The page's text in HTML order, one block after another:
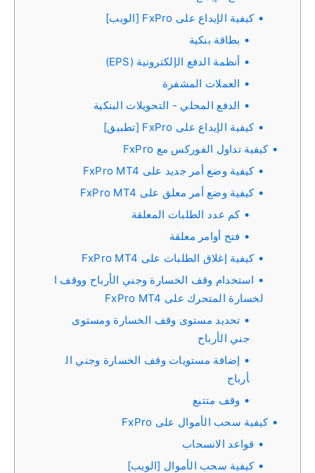
كيفية الإيداع على FxPro [الويب]
بطاقة بنكية
أنظمة الدفع الإلكترونية (EPS)
العملات المشفرة
الدفع المحلي - التحويلات البنكية
كيفية الإيداع على FxPro [تطبيق]
كيفية تداول الفوركس مع FxPro
كيفية وضع أمر جديد على FxPro MT4
كيفية وضع أمر معلق على FxPro MT4
كم عدد الطلبات المعلقة
فتح أوامر معلقة
كيفية إغلاق الطلبات على FxPro MT4
استخدام وقف الخسارة وجني الأرباح ووقف ا
لخسارة المتحرك على FxPro MT4
تحديد مستوى وقف الخسارة ومستوى
جني الأرباح
إضافة مستويات وقف الخسارة وجني ال
أرباح
وقف متتبع
كيفية سحب الأموال على FxPro
قواعد الانسحاب
كيفية سحب الأموال [الويب]